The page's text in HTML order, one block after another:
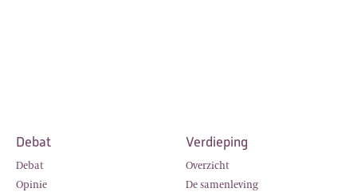
Debat
Debat
Opinie
Verdieping
Overzicht
De samenleving